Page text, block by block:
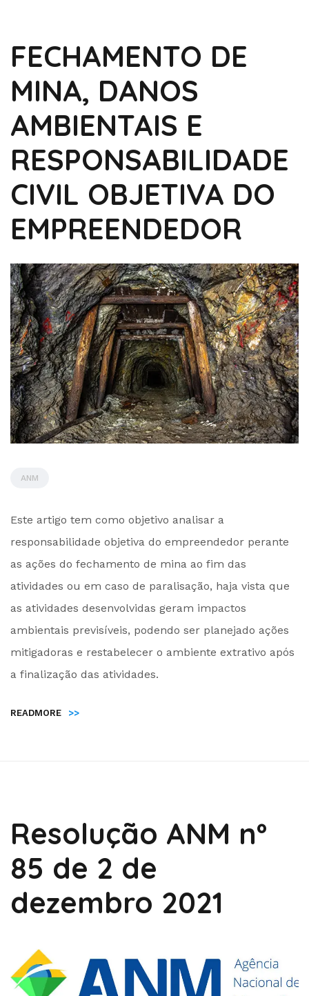
FECHAMENTO DE
MINA, DANOS
AMBIENTAIS E
RESPONSABILIDADE
CIVIL OBJETIVA DO
EMPREENDEDOR
ANM
by
Este artigo tem como objetivo analisar a
responsabilidade objetiva do empreendedor perante
as ações do fechamento de mina ao fim das
atividades ou em caso de paralisação, haja vista que
as atividades desenvolvidas geram impactos
ambientais previsíveis, podendo ser planejado ações
mitigadoras e restabelecer o ambiente extrativo após
a finalização das atividades.
READMORE >>
Resolução ANM nº
85 de 2 de
dezembro 2021